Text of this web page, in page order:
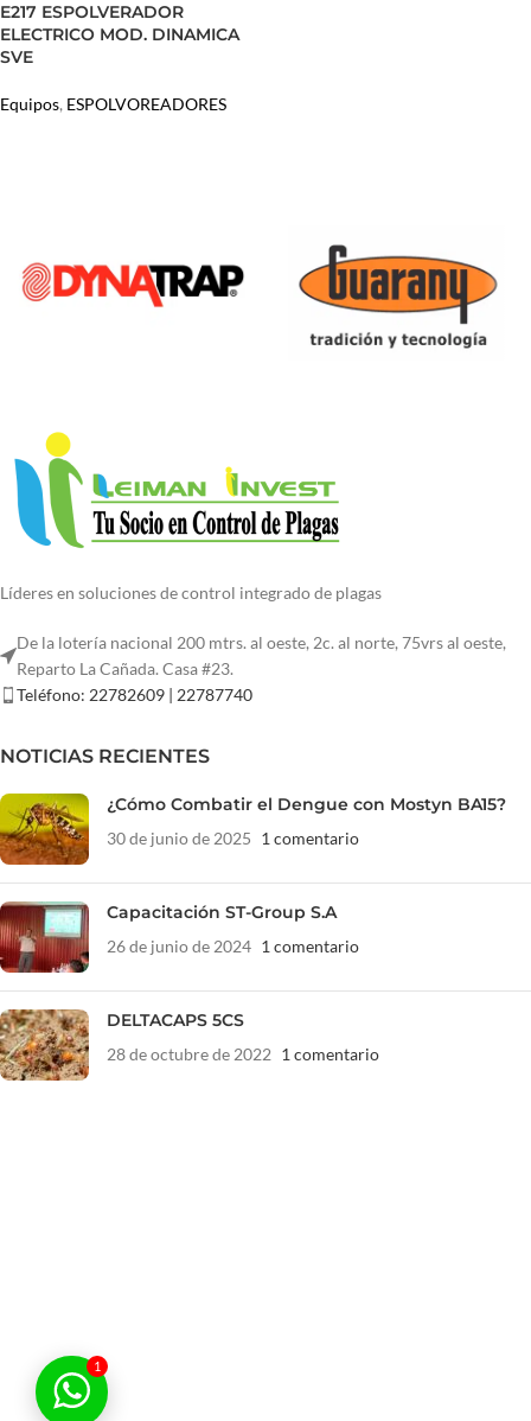
E217 ESPOLVERADOR
ELECTRICO MOD. DINAMICA
SVE
Equipos, ESPOLVOREADORES
Líderes en soluciones de control integrado de plagas
De la lotería nacional 200 mtrs. al oeste, 2c. al norte, 75vrs al oeste,
Reparto La Cañada. Casa #23.
Teléfono: 22782609 | 22787740
NOTICIAS RECIENTES
¿Cómo Combatir el Dengue con Mostyn BA15?
30 de junio de 2025 1 comentario
Capacitación ST-Group S.A
26 de junio de 2024 1 comentario
DELTACAPS 5CS
28 de octubre de 2022 1 comentario
1